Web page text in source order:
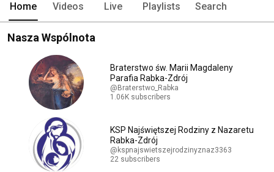
Home Videos Live Playlists Search
Nasza Wspólnota
Braterstwo św. Marii Magdaleny
Parafia Rabka-Zdrój
@Braterstwo_Rabka
1.06K subscribers
KSP Najświętszej Rodziny z Nazaretu
Rabka-Zdrój
@kspnajswietszejrodzinyznaz3363
22 subscribers